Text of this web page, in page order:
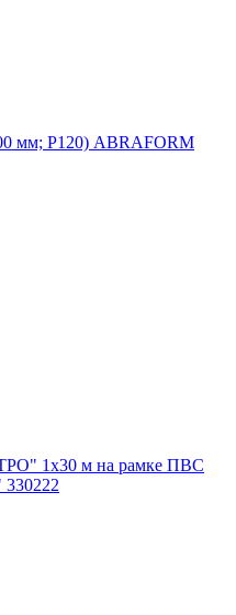
мм; P120) ABRAFORM
1x30 м на рамке ПВС